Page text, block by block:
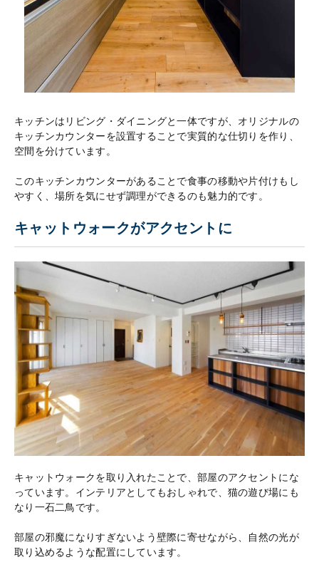
キッチンはリビング・ダイニングと一体ですが、オリジナルの
キッチンカウンターを設置することで実質的な仕切りを作り、
空間を分けています。
このキッチンカウンターがあることで食事の移動や片付けもし
やすく、場所を気にせず調理ができるのも魅力的です。
キャットウォークがアクセントに
キャットウォークを取り入れたことで、部屋のアクセントにな
っています。インテリアとしてもおしゃれで、猫の遊び場にも
なり一石二鳥です。
部屋の邪魔になりすぎないよう壁際に寄せながら、自然の光が
取り込めるような配置にしています。